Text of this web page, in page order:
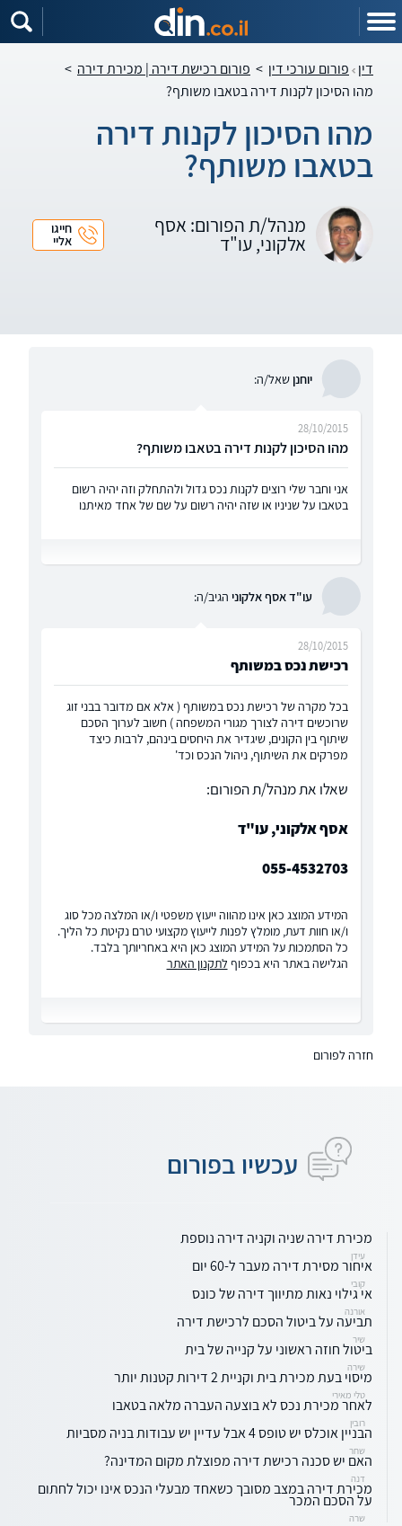
דין פורום עורכי דין > פורום רכישת דירה | מכירת דירה >
מהו הסיכון לקנות דירה בטאבו משותף?
מהו הסיכון לקנות דירה
בטאבו משותף?
מנהל/ת הפורום: אסף
אלקוני, עו"ד
חייגו
אליי
יוחנןשאל/ה:
מהו הסיכון לקנות דירה בטאבו משותף?
28/10/2015
אני וחבר שלי רוצים לקנות נכס גדול ולהתחלק וזה יהיה רשום
בטאבו על שניניו או שזה יהיה רשום על שם של אחד מאיתנו
עו"ד אסף אלקוני הגיב/ה:
רכישת נכס במשותף
28/10/2015
בכל מקרה של רכישת נכס במשותף ( אלא אם מדובר בבני זוג
שרוכשים דירה לצורך מגורי המשפחה ) חשוב לערוך הסכם
שיתוף בין הקונים, שיגדיר את היחסים בינהם, לרבות כיצד
מפרקים את השיתוף, ניהול הנכס וכד'
שאלו את מנהל/ת הפורום:
אסף אלקוני, עו"ד
055-4532703
המידע המוצג כאן אינו מהווה ייעוץ משפטי ו/או המלצה מכל סוג
ו/או חוות דעת, מומלץ לפנות לייעוץ מקצועי טרם נקיטת כל הליך.
כל הסתמכות על המידע המוצג כאן היא באחריותך בלבד.
הגלישה באתר היא בכפוף לתקנון האתר
חזרה לפורום
עכשיו בפורום
מכירת דירה שניה וקניה דירה נוספת
עידן
איחור מסירת דירה מעבר ל-60 יום
קובי
אי גילוי נאות מתיווך דירה של כונס
אורנה
תביעה על ביטול הסכם לרכישת דירה
שיר
ביטול חוזה ראשוני על קנייה של בית
שירה
מיסוי בעת מכירת בית וקניית 2 דירות קטנות יותר
טלי מאירי
לאחר מכירת נכס לא בוצעה העברה מלאה בטאבו
רובין
הבניין אוכלס יש טופס 4 אבל עדיין יש עבודות בניה מסביות
שחר
האם יש סכנה רכישת דירה מפוצלת מקום המדינה?
דנה
מכירת דירה במצב מסובך כשאחד מבעלי הנכס אינו יכול לחתום
על הסכם המכר
שרה